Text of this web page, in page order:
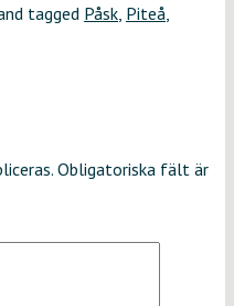
tagged Påsk Piteå
Obligatoriska fält är